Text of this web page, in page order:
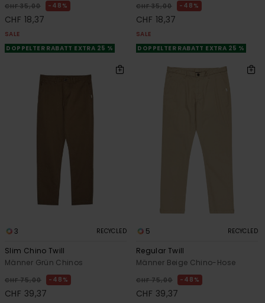
CHF 35,00 48%
CHF 18,37
SALE
DOPPELTER RABATT EXTRA 25 %
CHF 35,00 48%
CHF 18,37
SALE
DOPPELTER RABATT EXTRA 25 %
3 RECYCLED
Slim Chino Twill
Männer Grün Chinos
CHF 75,00 48%
CHF 39,37
5 RECYCLED
Regular Twill
Männer Beige Chino-Hose
CHF 75,00 48%
CHF 39,37